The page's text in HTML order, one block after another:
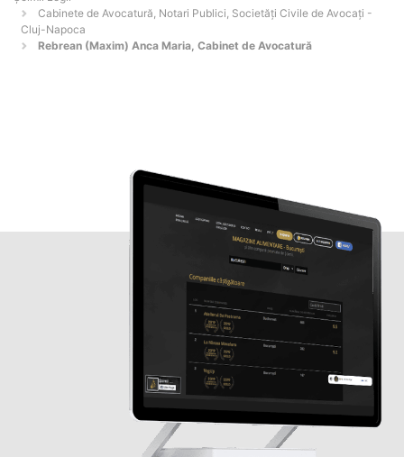
Cabinete de Avocatură, Notari Publici, Societăți Civile de Avocați -
Cluj-Napoca
Rebrean (Maxim) Anca Maria, Cabinet de Avocatură